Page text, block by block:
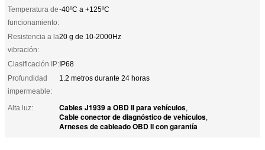
Temperatura de
funcionamiento:
-40ºC a +125ºC
Resistencia a la
vibración:
20 g de 10-2000Hz
Clasificación IP:IP68
Profundidad
impermeable:
1.2 metros durante 24 horas
Alta luz: Cables J1939 a OBD II para vehículos,
Cable conector de diagnóstico de vehículos,
Arneses de cableado OBD II con garantía